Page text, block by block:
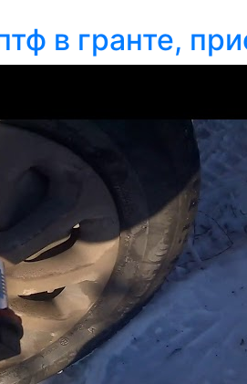
в гранте,